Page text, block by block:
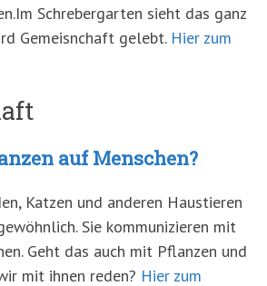
Schrebergarten sieht das ganz
Gemeisnchaft gelebt.Hier zum
auf Menschen?
Katzen und anderen Haustieren
Sie kommunizieren mit
Geht das auch mit Pflanzen und
mit ihnen reden? Hier zum